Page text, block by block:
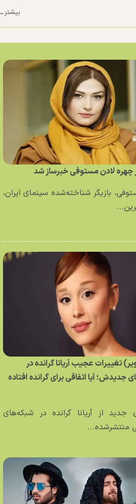
چهره لادن مستوفی خبرساز شد
بازیگر شناخته‌شده سینمای ایران،
تغییرات عجیب آریانا گرانده در
آیا اتفاقی برای گرانده افتاده
جدید از آریانا گرانده در شبکه‌های
منتشرشده...